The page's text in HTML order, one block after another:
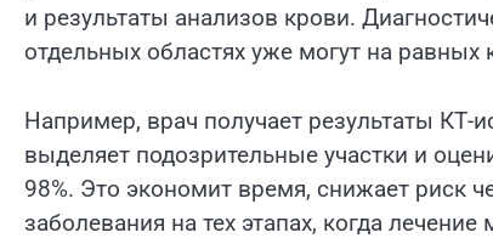
и результаты анализов крови.
отдельных областях уже могут на
Например, врач получает результаты КТ-
выделяет подозрительные участки и
98%. Это экономит время, снижает риск
заболевания на тех этапах, когда